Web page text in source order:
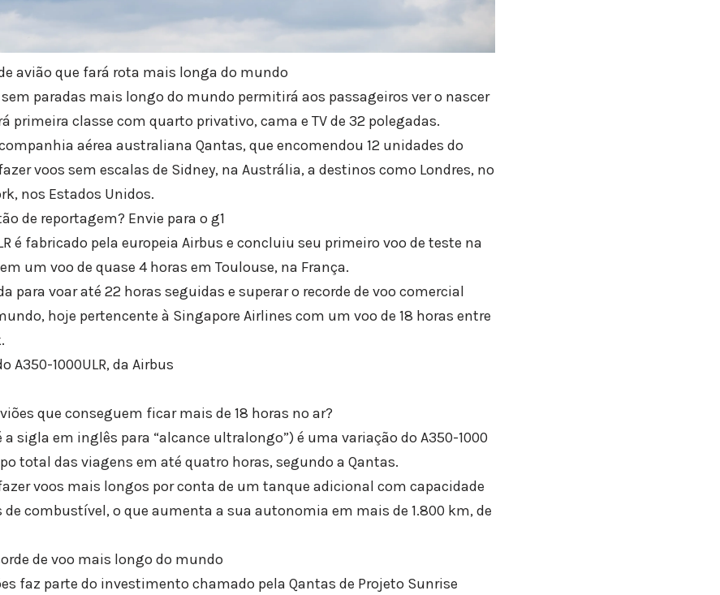
avião que fará rota mais longa do mundo
paradas mais longo do mundo permitirá aos passageiros ver o nascer
primeira classe com quarto privativo, cama e TV de 32 polegadas.
aérea australiana Qantas, que encomendou 12 unidades do
voos sem escalas de Sidney, na Austrália, a destinos como Londres, no
nos Estados Unidos.
de reportagem? Envie para o g1
é fabricado pela europeia Airbus e concluiu seu primeiro voo de teste na
um voo de quase 4 horas em Toulouse, na França.
para voar até 22 horas seguidas e superar o recorde de voo comercial
hoje pertencente à Singapore Airlines com um voo de 18 horas entre
A350-1000ULR, da Airbus
que conseguem ficar mais de 18 horas no ar?
é a sigla em inglês para “alcance ultralongo”) é uma variação do A350-1000
total das viagens em até quatro horas, segundo a Qantas.
voos mais longos por conta de um tanque adicional com capacidade
combustível, o que aumenta a sua autonomia em mais de 1.800 km, de
de voo mais longo do mundo
faz parte do investimento chamado pela Qantas de Projeto Sunrise